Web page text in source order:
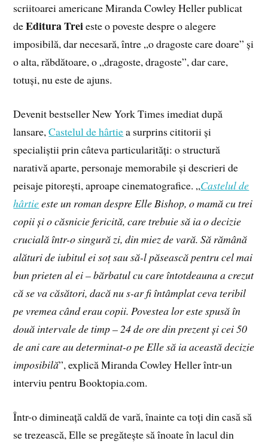
scriitoarei americane Miranda Cowley Heller publicat
deEditura Treieste o poveste despre o alegere
imposibilă, dar necesară, între „o dragoste care doare” și
o alta, răbdătoare, o „dragoste, dragoste”, dar care,
totuși, nu este de ajuns.
Devenit bestseller New York Times imediat după
lansare,Castelul de hârtiea surprins cititorii și
specialiștii prin câteva particularități: o structură
narativă aparte, personaje memorabile și descrieri de
peisaje pitorești, aproape cinematografice. „Castelul de
hârtieeste un roman despre Elle Bishop, o mamă cu trei
copii și o căsnicie fericită, care trebuie să ia o decizie
crucială într-o singură zi, din miez de vară. Să rămână
alături de iubitul ei soț sau să-l păsească pentru cel mai
bun prieten al ei – bărbatul cu care întotdeauna a crezut
că se va căsători, dacă nu s-ar fi întâmplat ceva teribil
pe vremea când erau copii. Povestea lor este spusă în
două intervale de timp – 24 de ore din prezent și cei 50
de ani care au determinat-o pe Elle să ia această decizie
imposibilă”, explică Miranda Cowley Heller într-un
interviu pentru Booktopia.com.
Într-o dimineață caldă de vară, înainte ca toți din casă să
se trezească, Elle se pregătește să înoate în lacul din